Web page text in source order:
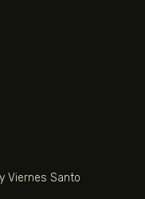
Viernes Santo